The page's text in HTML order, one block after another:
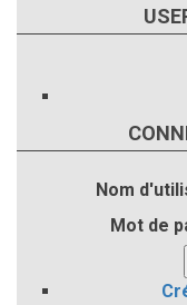
Nom
Mot de